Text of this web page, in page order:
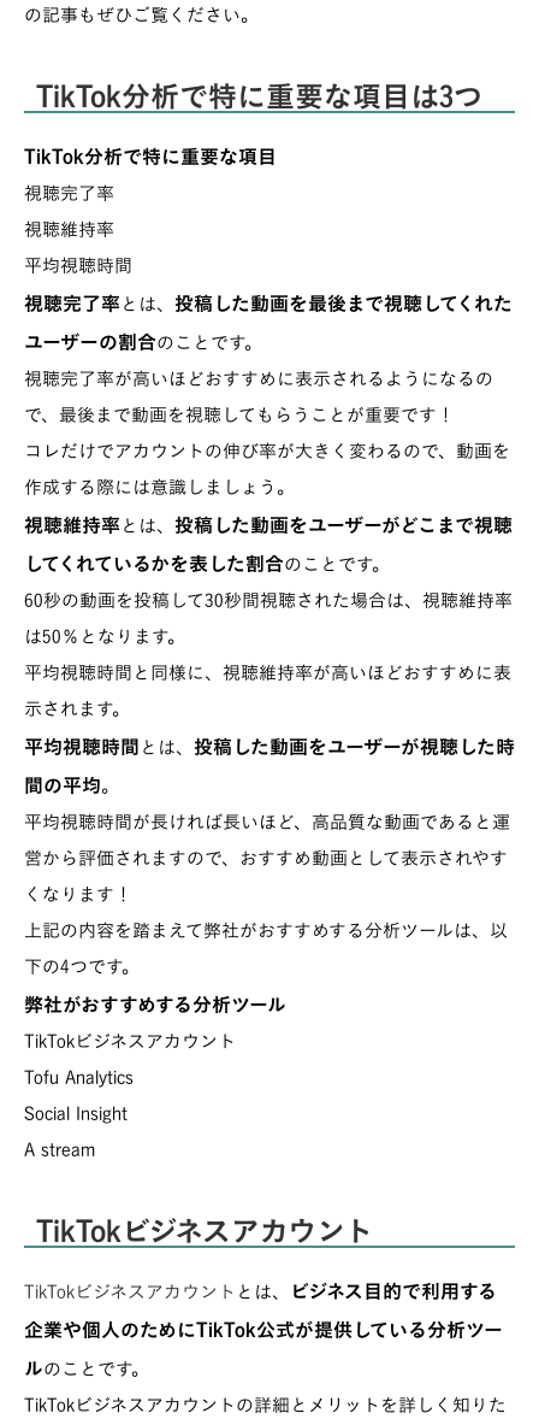
の記事もぜひご覧ください。
TikTok分析で特に重要な項目は3つ
TikTok分析で特に重要な項目
視聴完了率
視聴維持率
平均視聴時間
視聴完了率とは、 投稿した動画を最後まで視聴してくれた
ユーザーの割合のことです。
視聴完了率が高いほどおすすめに表示されるようになるの
で、最後まで動画を視聴してもらうことが重要です！
コレだけでアカウントの伸び率が大きく変わるので、動画を
作成する際には意識しましょう。
視聴維持率とは、 投稿した動画をユーザーがどこまで視聴
してくれているかを表した割合のことです。
60秒の動画を投稿して30秒間視聴された場合は、視聴維持率
は50％となります。
平均視聴時間と同様に、視聴維持率が高いほどおすすめに表
示されます。
平均視聴時間とは、 投稿した動画をユーザーが視聴した時
間の平均。
平均視聴時間が長ければ長いほど、高品質な動画であると運
営から評価されますので、おすすめ動画として表示されやす
くなります！
上記の内容を踏まえて弊社がおすすめする分析ツールは、以
下の4つです。
弊社がおすすめする分析ツール
TikTokビジネスアカウント
Tofu Analytics
Social Insight
A stream
TikTokビジネスアカウント
TikTokビジネスアカウント とは、 ビジネス目的で利用する
企業や個人のためにTikTok公式が提供している分析ツー
ルのことです。
TikTokビジネスアカウントの詳細とメリットを詳しく知りた